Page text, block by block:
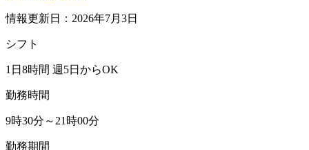
情報更新日：2026年7月3日
シフト
1日8時間 週5日からOK
勤務時間
9時30分～21時00分
勤務期間